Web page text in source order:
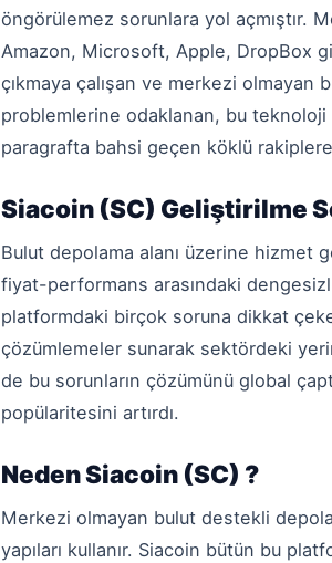
öngörülemez sorunlara yol açmıştır.
Amazon, Microsoft, Apple, DropBox
çıkmaya çalışan ve merkezi olmayan
problemlerine odaklanan, bu teknoloji
paragrafta bahsi geçen köklü
Siacoin (SC) Geliştirilme
Bulut depolama alanı üzerine hizmet
fiyat-performans arasındaki
platformdaki birçok soruna dikkat
çözümlemeler sunarak sektördeki
de bu sorunların çözümünü global
popülaritesini artırdı.
Neden Siacoin (SC) ?
Merkezi olmayan bulut destekli
yapıları kullanır. Siacoin bütün bu